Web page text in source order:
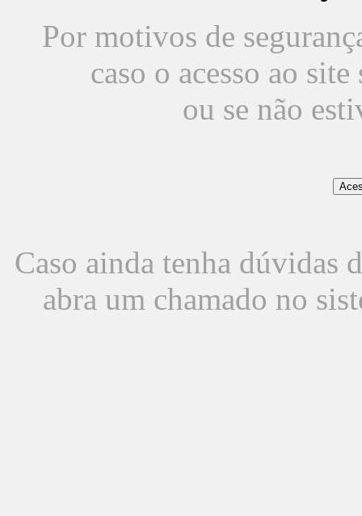
Por motivos de
caso o acesso ao
ou se não
Caso ainda tenha dúvidas
abra um chamado no